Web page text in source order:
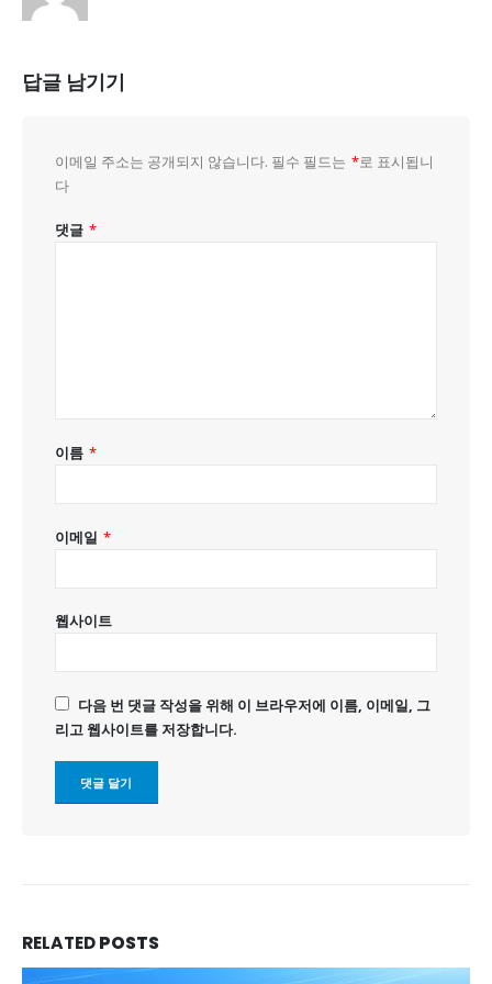
답글 남기기
이메일 주소는 공개되지 않습니다. 필수 필드는 *로 표시됩니
다
댓글 *
이름 *
이메일 *
웹사이트
다음 번 댓글 작성을 위해 이 브라우저에 이름, 이메일, 그
리고 웹사이트를 저장합니다.
RELATEDPOSTS